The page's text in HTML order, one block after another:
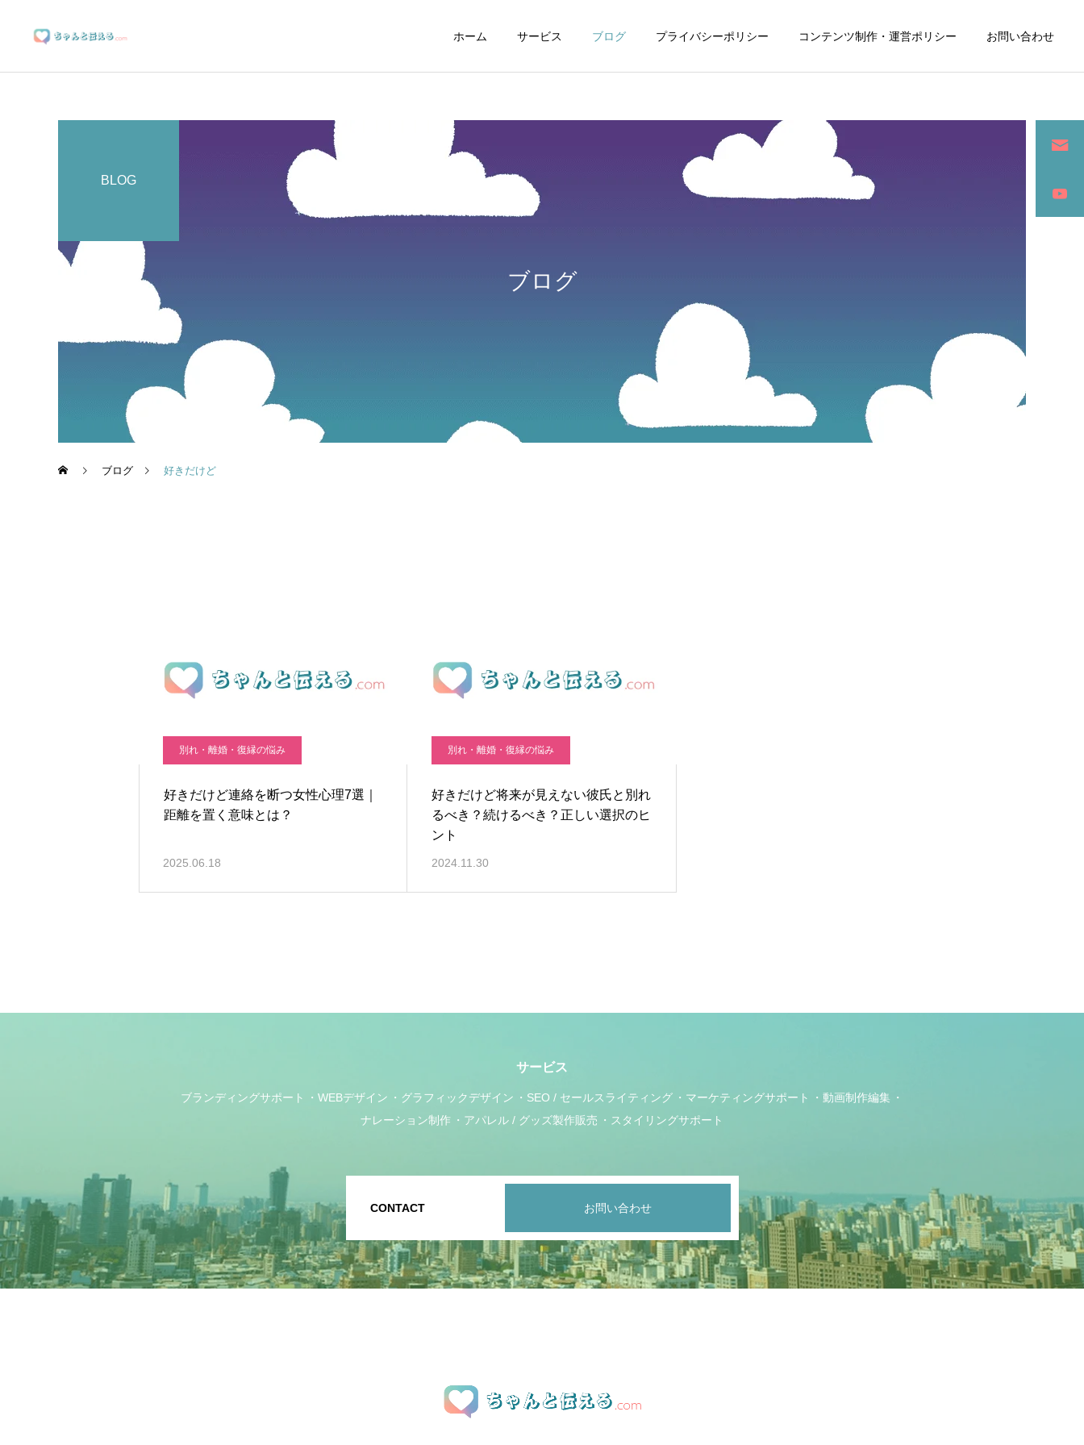
ホーム サービス ブログ プライバシーポリシー コンテンツ制作・運営ポリシー お問い合わせ
詳細を見る
ブランディングサポート グラフィックデザイン SEO / セールスライティング
ブログ
BLOG
ブログ 好きだけど
別れ・離婚・復縁の悩み
好きだけど連絡を断つ女性心理7選｜
距離を置く意味とは？
2025.06.18
別れ・離婚・復縁の悩み
好きだけど将来が見えない彼氏と別れ
るべき？続けるべき？正しい選択のヒ
ント
2024.11.30
サービス
ブランディングサポート WEBデザイン グラフィックデザイン SEO / セールスライティング マーケティングサポート
動画制作編集
ナレーション制作
アパレル / グッズ製作販売 スタイリングサポート
CONTACT お問い合わせ